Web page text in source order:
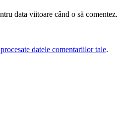
data viitoare când o să comentez.
datele comentariilor tale.